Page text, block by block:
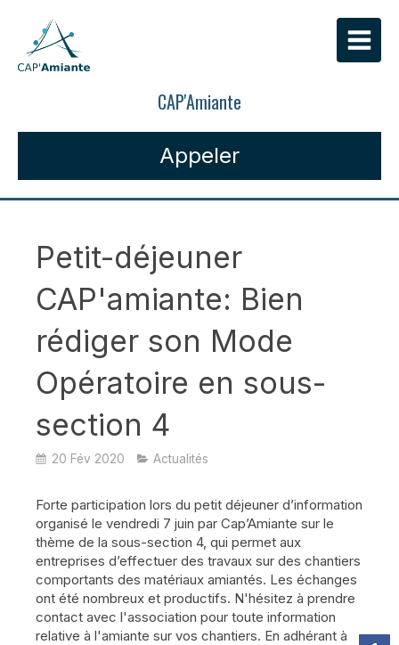
CAP'Amiante
Appeler
Petit-déjeuner
CAP'amiante: Bien
rédiger son Mode
Opératoire en sous-
section 4
20 Fév 2020 Actualités
Forte participation lors du petit déjeuner d’information
organisé le vendredi 7 juin par Cap’Amiante sur le
thème de la sous-section 4, qui permet aux
entreprises d’effectuer des travaux sur des chantiers
comportants des matériaux amiantés. Les échanges
ont été nombreux et productifs. N'hésitez à prendre
contact avec l'association pour toute information
relative à l'amiante sur vos chantiers. En adhérant à